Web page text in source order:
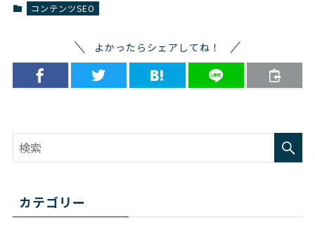
コンテンツSEO
よかったらシェアしてね！
カテゴリー